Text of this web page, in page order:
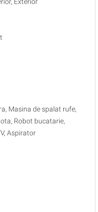
Masina de spalat rufe,
Robot bucatarie,
Aspirator